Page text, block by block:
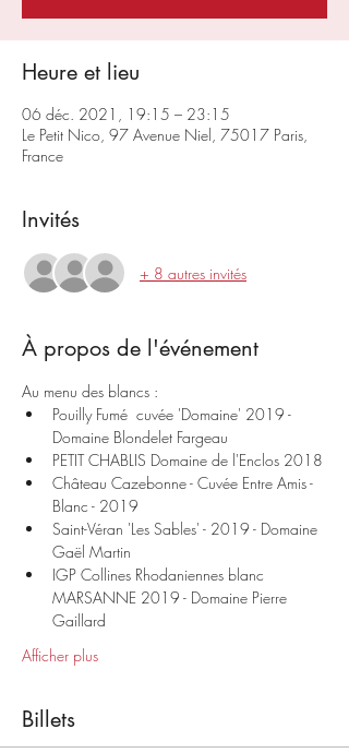
Heure et lieu
06 déc. 2021, 19:15 – 23:15
Le Petit Nico, 97 Avenue Niel, 75017 Paris,
France
Invités
+ 8 autres invités
À propos de l'événement
Au menu des blancs :
Pouilly Fumé  cuvée 'Domaine' 2019 -
Domaine Blondelet Fargeau
PETIT CHABLIS Domaine de l'Enclos 2018
Château Cazebonne - Cuvée Entre Amis -
Blanc - 2019
Saint-Véran 'Les Sables' - 2019 - Domaine
Gaël Martin
IGP Collines Rhodaniennes blanc
MARSANNE 2019 - Domaine Pierre
Gaillard
Afficher plus
Billets